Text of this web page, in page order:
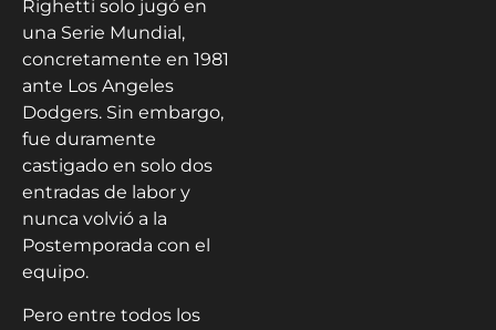
Righetti solo jugó en
una Serie Mundial,
concretamente en 1981
ante Los Angeles
Dodgers. Sin embargo,
fue duramente
castigado en solo dos
entradas de labor y
nunca volvió a la
Postemporada con el
equipo.
Pero entre todos los